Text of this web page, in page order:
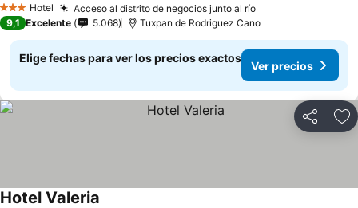
3 Estrellas
Hotel Acceso al distrito de negocios junto al ríoVer precios
9,1 Excelente 5.068 Tuxpan de Rodriguez Cano
Elige fechas para ver los precios exactos
Ver precios
Compartir
Hotel Valeria